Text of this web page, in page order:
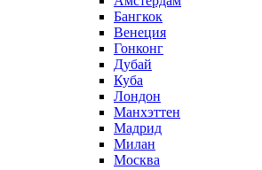
Бангкок
Венеция
Гонконг
Дубай
Куба
Лондон
Манхэттен
Мадрид
Милан
Москва